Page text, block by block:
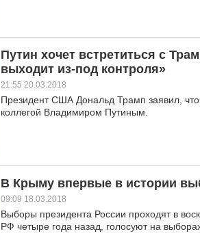
Путин хочет встретиться с
выходит из-под контроля»
21:55 20.03.2018
Президент США Дональд Трамп заявил,
коллегой Владимиром Путиным.
В Крыму впервые в истории
09:09 18.03.2018
Выборы президента России проходят в
РФ четыре года назад, голосуют на